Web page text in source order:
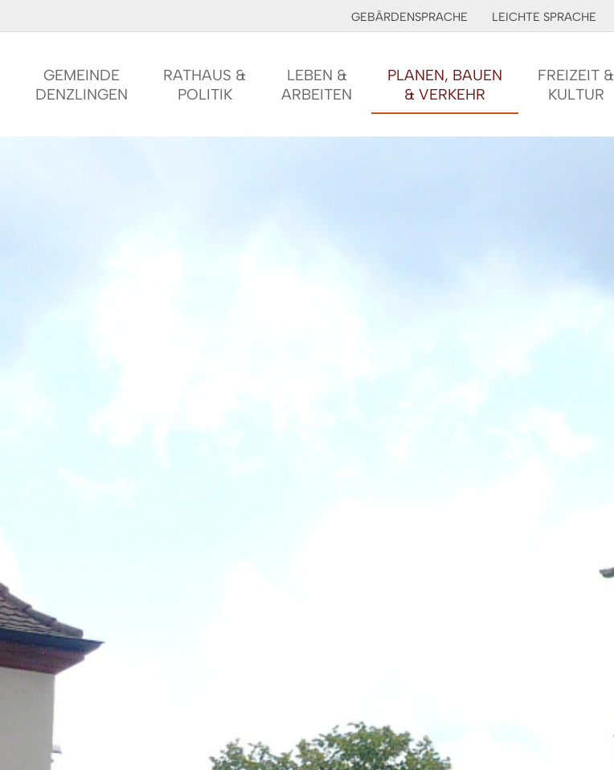
GEBÄRDENSPRACHE LEICHTE SPRACHE
GEMEINDE
DENZLINGEN
RATHAUS &
POLITIK
LEBEN &
ARBEITEN
PLANEN, BAUEN
& VERKEHR
FREIZEIT &
KULTUR